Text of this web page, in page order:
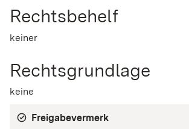
Rechtsbehelf
keiner
Rechtsgrundlage
keine
Freigabevermerk